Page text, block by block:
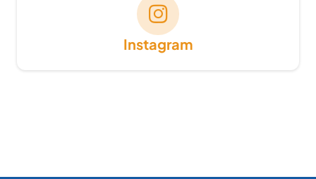
Instagram